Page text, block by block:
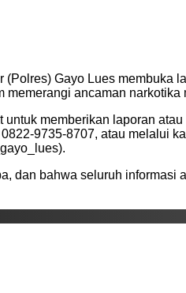
Gayo Lues membuka
ancaman
memberikan laporan
9735-8707, atau melalui
dan bahwa seluruh informasi